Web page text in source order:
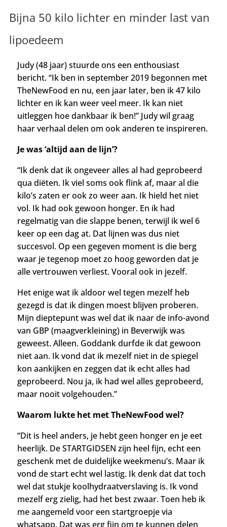
Bijna 50 kilo lichter en minder last van
lipoedeem
Judy (48 jaar) stuurde ons een enthousiast
bericht. “Ik ben in september 2019 begonnen met
TheNewFood en nu, een jaar later, ben ik 47 kilo
lichter en ik kan weer veel meer. Ik kan niet
uitleggen hoe dankbaar ik ben!” Judy wil graag
haar verhaal delen om ook anderen te inspireren.
Je was ‘altijd aan de lijn’?
“Ik denk dat ik ongeveer alles al had geprobeerd
qua diëten. Ik viel soms ook flink af, maar al die
kilo’s zaten er ook zo weer aan. Ik hield het niet
vol. Ik had ook gewoon honger. En ik had
regelmatig van die slappe benen, terwijl ik wel 6
keer op een dag at. Dat lijnen was dus niet
succesvol. Op een gegeven moment is die berg
waar je tegenop moet zo hoog geworden dat je
alle vertrouwen verliest. Vooral ook in jezelf.
Het enige wat ik aldoor wel tegen mezelf heb
gezegd is dat ik dingen moest blijven proberen.
Mijn dieptepunt was wel dat ik naar de info-avond
van GBP (maagverkleining) in Beverwijk was
geweest. Alleen. Goddank durfde ik dat gewoon
niet aan. Ik vond dat ik mezelf niet in de spiegel
kon aankijken en zeggen dat ik echt alles had
geprobeerd. Nou ja, ik had wel alles geprobeerd,
maar nooit volgehouden.”
Waarom lukte het met TheNewFood wel?
“Dit is heel anders, je hebt geen honger en je eet
heerlijk. De STARTGIDSEN zijn heel fijn, echt een
geschenk metde duidelijke weekmenu’s. Maar ik
vond de start echt wel lastig. Ik denk dat dat toch
wel dat stukje koolhydraatverslaving is. Ik vond
mezelf erg zielig, had het best zwaar. Toen heb ik
me aangemeld voor een startgroepje via
whatsapp. Dat was erg fijn om te kunnen delen